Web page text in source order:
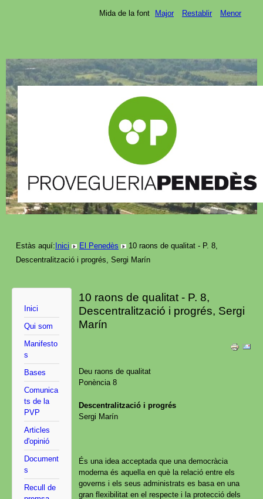
Mida de la font Major Restablir Menor
Estàs aquí:Inici El Penedès
10 raons de qualitat - P. 8,
Descentralització i progrés, Sergi Marín
Inici
Qui som
Manifesto
s
Bases
Comunica
ts de la
PVP
Articles
d'opinió
Document
s
Recull de
10 raons de qualitat - P. 8,
Descentralització i progrés, Sergi
Marín
Deu raons de qualitat
Ponència 8
Descentralització i progrés
Sergi Marín
És una idea acceptada que una democràcia
moderna és aquella en què la relació entre els
governs i els seus administrats es basa en una
gran flexibilitat en el respecte i la protecció dels